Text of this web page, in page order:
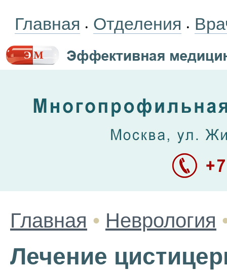
Главная • Отделения •
Главная • Неврология
Лечение